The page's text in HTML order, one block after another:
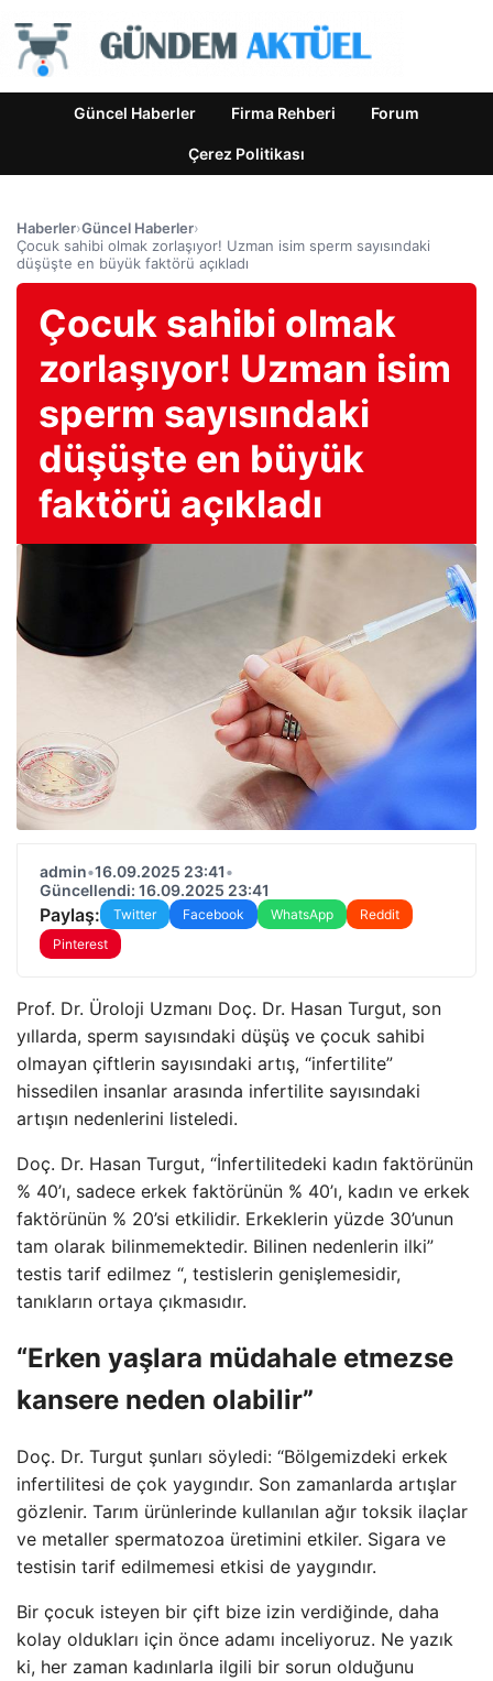
Güncel Haberler Firma Rehberi Forum
Çerez Politikası
Haberler›Güncel Haberler›
Çocuk sahibi olmak zorlaşıyor! Uzman isim sperm sayısındaki
düşüşte en büyük faktörü açıkladı
Çocuk sahibi olmak
zorlaşıyor! Uzman isim
sperm sayısındaki
düşüşte en büyük
faktörü açıkladı
admin•16.09.2025 23:41•
Güncellendi: 16.09.2025 23:41
Paylaş: Twitter Facebook WhatsApp
Reddit
Pinterest
Prof. Dr. Üroloji Uzmanı Doç. Dr. Hasan Turgut, son
yıllarda, sperm sayısındaki düşüş ve çocuk sahibi
olmayan çiftlerin sayısındaki artış, “infertilite”
hissedilen insanlar arasında infertilite sayısındaki
artışın nedenlerini listeledi.
Doç. Dr. Hasan Turgut, “İnfertilitedeki kadın faktörünün
% 40’ı, sadece erkek faktörünün % 40’ı, kadın ve erkek
faktörünün % 20’si etkilidir. Erkeklerin yüzde 30’unun
tam olarak bilinmemektedir. Bilinen nedenlerin ilki”
testis tarif edilmez “, testislerin genişlemesidir,
tanıkların ortaya çıkmasıdır.
“Erken yaşlara müdahale etmezse
kansere neden olabilir”
Doç. Dr. Turgut şunları söyledi: “Bölgemizdeki erkek
infertilitesi de çok yaygındır. Son zamanlarda artışlar
gözlenir. Tarım ürünlerinde kullanılan ağır toksik ilaçlar
ve metaller spermatozoa üretimini etkiler. Sigara ve
testisin tarif edilmemesi etkisi de yaygındır.
Bir çocuk isteyen bir çift bize izin verdiğinde, daha
kolay oldukları için önce adamı inceliyoruz. Ne yazık
ki, her zaman kadınlarla ilgili bir sorun olduğunu